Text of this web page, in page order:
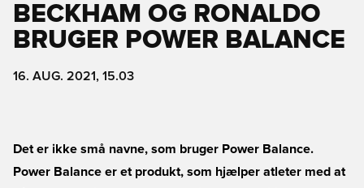
BECKHAM OG RONALDO
BRUGER POWER BALANCE
16. AUG. 2021, 15.03
Det er ikke små navne, som bruger Power Balance.
Power Balance er et produkt, som hjælper atleter med at